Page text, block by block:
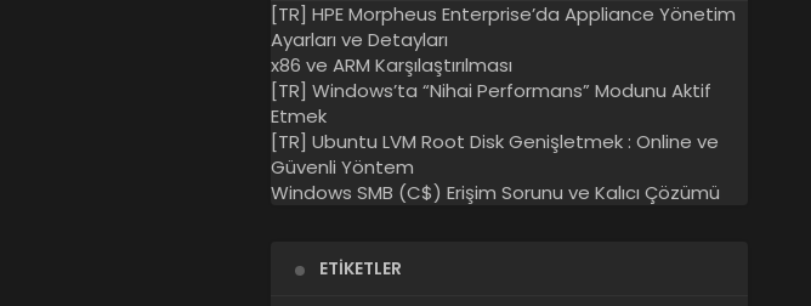
[TR] HPE Morpheus Enterprise’da Appliance Yönetim
Ayarları ve Detayları
x86 ve ARM Karşılaştırılması
[TR] Windows’ta “Nihai Performans” Modunu Aktif
Etmek
[TR] Ubuntu LVM Root Disk Genişletmek : Online ve
Güvenli Yöntem
Windows SMB (C$) Erişim Sorunu ve Kalıcı Çözümü
ETIKETLER